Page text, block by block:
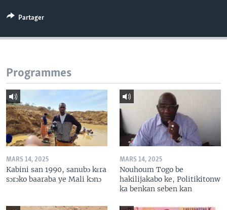
Partager
Programmes
MARS 14, 2025
Kabini san 1990, sanubɔ kɛra
sɔrɔko baaraba ye Mali kɔnɔ
MARS 14, 2025
Nouhoum Togo be
hakilijakabo ke, Politikitonw
ka benkan seben kan